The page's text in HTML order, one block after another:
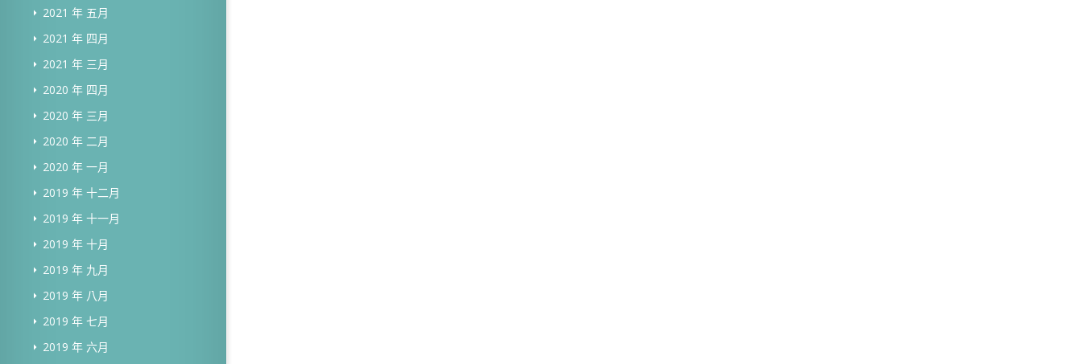
2021 年 五月
2021 年 四月
2021 年 三月
2020 年 四月
2020 年 三月
2020 年 二月
2020 年 一月
2019 年 十二月
2019 年 十一月
2019 年 十月
2019 年 九月
2019 年 八月
2019 年 七月
2019 年 六月